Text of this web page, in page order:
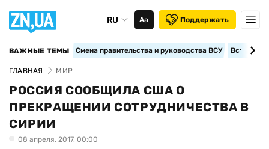
RU Аа Поддержать
ВАЖНЫЕ ТЕМЫ Смена правительства и руководства ВСУ
ГЛАВНАЯ МИР
РОССИЯ СООБЩИЛА США О
ПРЕКРАЩЕНИИ СОТРУДНИЧЕСТВА В
СИРИИ
08 апреля, 2017, 00:00